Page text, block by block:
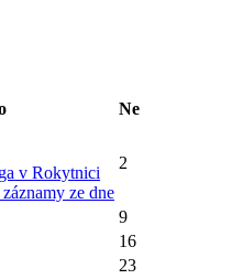
Ne
v Rokytnici
ze dne
2
9
16
23